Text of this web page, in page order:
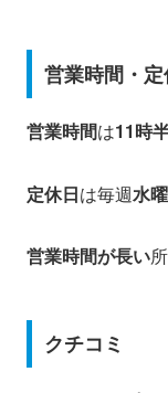
営業時間・定
営業時間は11時
定休日は毎週水
営業時間が長い
クチコミ